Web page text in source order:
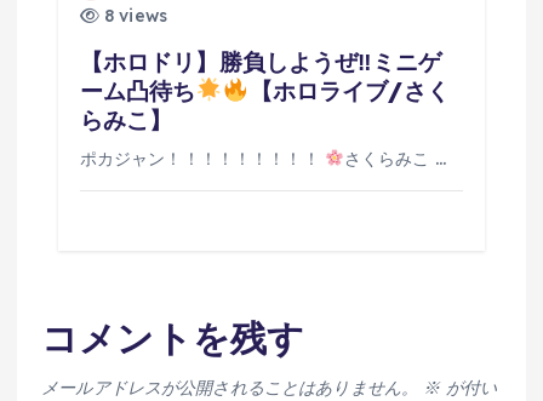
8 views
【ホロドリ】勝負しようぜ‼ミニゲ
ーム凸待ち
【ホロライブ/さく
らみこ】
ポカジャン！！！！！！！！！ さくらみこ …
コメントを残す
メールアドレスが公開されることはありません。 ※が付い